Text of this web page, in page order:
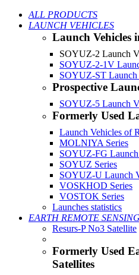
ALL PRODUCTS
LAUNCH VEHICLES
Launch Vehicles
SOYUZ-2 Launch
SOYUZ-2-1V
SOYUZ-ST Launch
Prospective
SOYUZ-5 Launch
Formerly Used
Launch Vehicles of
MOLNIYA Series
SOYUZ-FG
SOYUZ Series
SOYUZ-U Launch
VOSKHOD Series
VOSTOK Series
Launches statistics
EARTH REMOTE
Resurs-P No3 Satellite
Formerly Used
Satellites